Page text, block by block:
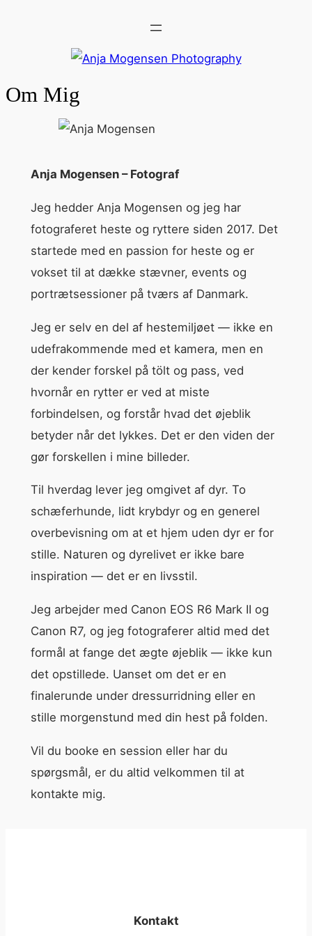
Om Mig
Anja Mogensen – Fotograf
Jeg hedder Anja Mogensen og jeg har
fotograferet heste og ryttere siden 2017. Det
startede med en passion for heste og er
vokset til at dække stævner, events og
portrætsessioner på tværs af Danmark.
Jeg er selv en del af hestemiljøet — ikke en
udefrakommende med et kamera, men en
der kender forskel på tölt og pass, ved
hvornår en rytter er ved at miste
forbindelsen, og forstår hvad det øjeblik
betyder når det lykkes. Det er den viden der
gør forskellen i mine billeder.
Til hverdag lever jeg omgivet af dyr. To
schæferhunde, lidt krybdyr og en generel
overbevisning om at et hjem uden dyr er for
stille. Naturen og dyrelivet er ikke bare
inspiration — det er en livsstil.
Jeg arbejder med Canon EOS R6 Mark II og
Canon R7, og jeg fotograferer altid med det
formål at fange det ægte øjeblik — ikke kun
det opstillede. Uanset om det er en
finalerunde under dressurridning eller en
stille morgenstund med din hest på folden.
Vil du booke en session eller har du
spørgsmål, er du altid velkommen til at
kontakte mig.
Kontakt